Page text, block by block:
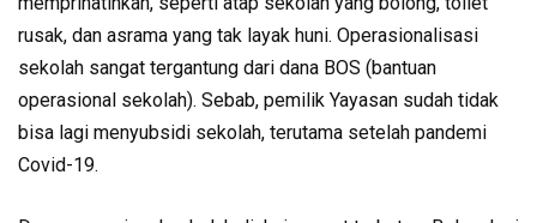
rusak, dan asrama yang tak layak huni. Operasionalisasi
sekolah sangat tergantung dari dana BOS (bantuan
operasional sekolah). Sebab, pemilik Yayasan sudah tidak
bisa lagi menyubsidi sekolah, terutama setelah pandemi
Covid-19.